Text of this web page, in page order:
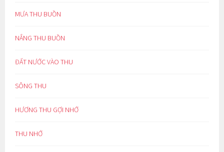
MƯA THU BUỒN
NẮNG THU BUỒN
ĐẤT NƯỚC VÀO THU
SÔNG THU
HƯƠNG THU GỢI NHỚ
THU NHỚ